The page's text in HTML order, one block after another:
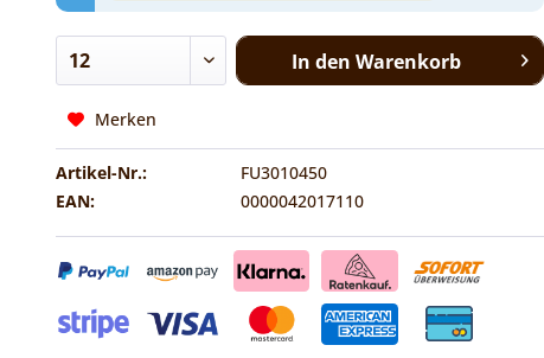
In den Warenkorb
Merken
Artikel-Nr.:
FU3010450
EAN:
0000042017110